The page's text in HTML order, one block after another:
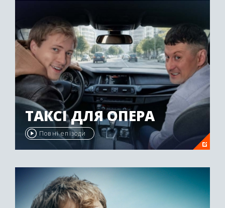
ТАКСІ ДЛЯ ОПЕРА
Повні епізоди